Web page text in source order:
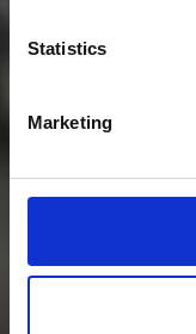
Statistics
Marketing